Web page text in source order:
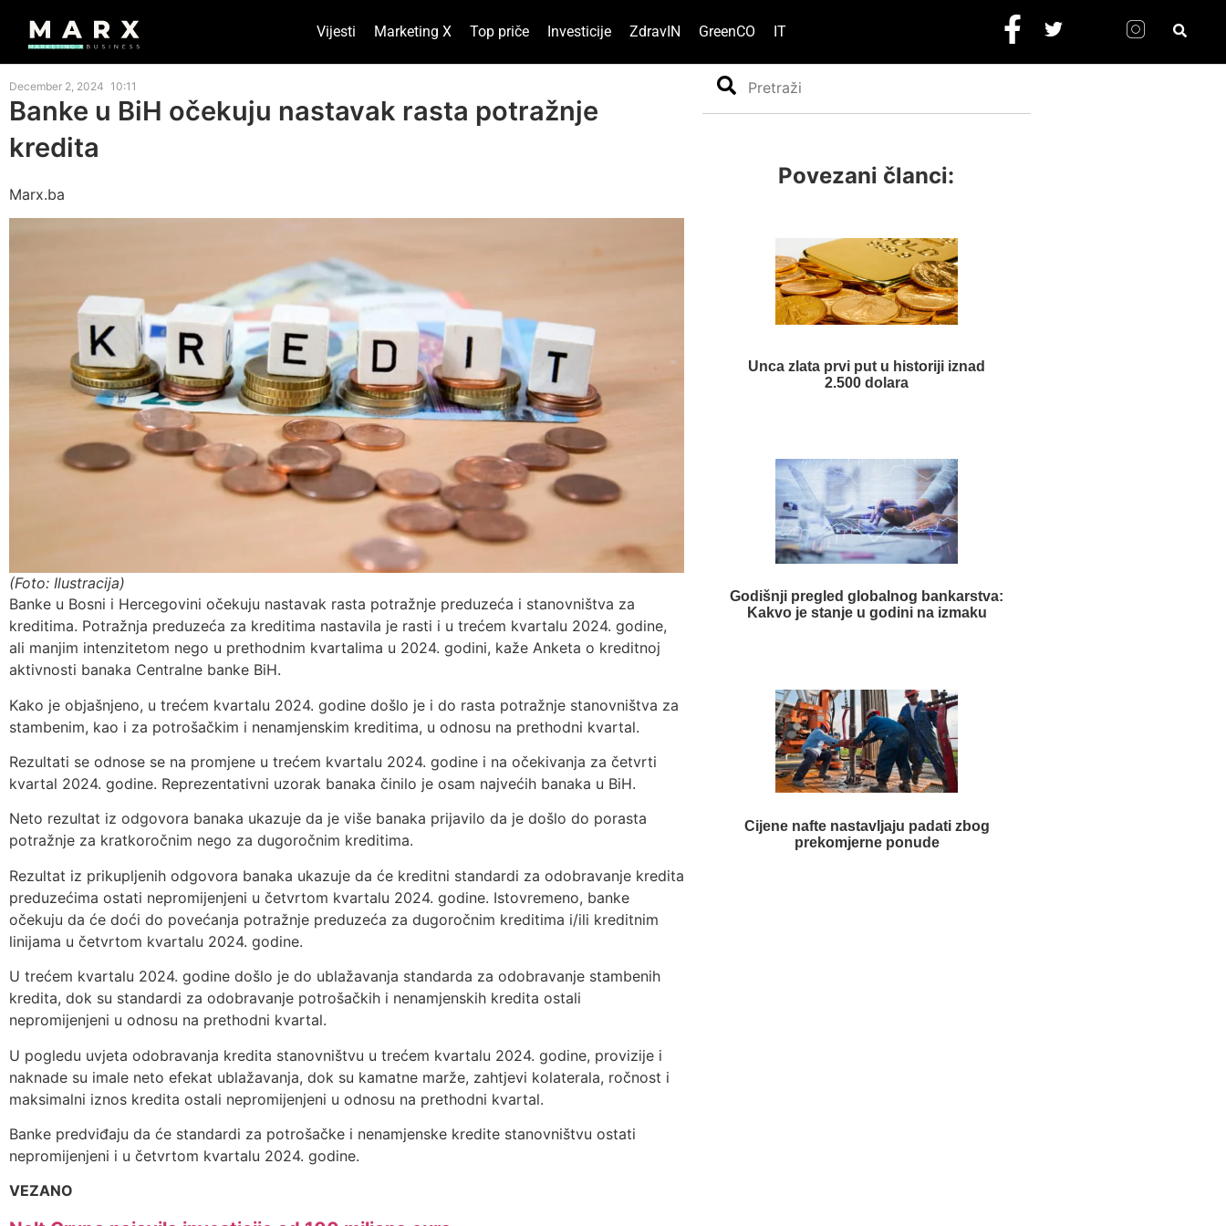
Vijesti Marketing X Top priče Investicije ZdravIN GreenCO IT
December 2, 2024 10:11
Banke u BiH očekuju nastavak rasta potražnje
kredita
Marx.ba
(Foto: Ilustracija)
Banke u Bosni i Hercegovini očekuju nastavak rasta potražnje preduzeća i stanovništva za
kreditima. Potražnja preduzeća za kreditima nastavila je rasti i u trećem kvartalu 2024. godine,
ali manjim intenzitetom nego u prethodnim kvartalima u 2024. godini, kaže Anketa o kreditnoj
aktivnosti banaka Centralne banke BiH.
Kako je objašnjeno, u trećem kvartalu 2024. godine došlo je i do rasta potražnje stanovništva za
stambenim, kao i za potrošačkim i nenamjenskim kreditima, u odnosu na prethodni kvartal.
Rezultati se odnose se na promjene u trećem kvartalu 2024. godine i na očekivanja za četvrti
kvartal 2024. godine. Reprezentativni uzorak banaka činilo je osam najvećih banaka u BiH.
Neto rezultat iz odgovora banaka ukazuje da je više banaka prijavilo da je došlo do porasta
potražnje za kratkoročnim nego za dugoročnim kreditima.
Rezultat iz prikupljenih odgovora banaka ukazuje da će kreditni standardi za odobravanje kredita
preduzećima ostati nepromijenjeni u četvrtom kvartalu 2024. godine. Istovremeno, banke
očekuju da će doći do povećanja potražnje preduzeća za dugoročnim kreditima i/ili kreditnim
linijama u četvrtom kvartalu 2024. godine.
U trećem kvartalu 2024. godine došlo je do ublažavanja standarda za odobravanje stambenih
kredita, dok su standardi za odobravanje potrošačkih i nenamjenskih kredita ostali
nepromijenjeni u odnosu na prethodni kvartal.
U pogledu uvjeta odobravanja kredita stanovništvu u trećem kvartalu 2024. godine, provizije i
naknade su imale neto efekat ublažavanja, dok su kamatne marže, zahtjevi kolaterala, ročnost i
maksimalni iznos kredita ostali nepromijenjeni u odnosu na prethodni kvartal.
Banke predviđaju da će standardi za potrošačke i nenamjenske kredite stanovništvu ostati
nepromijenjeni i u četvrtom kvartalu 2024. godine.
VEZANO
Search
Povezani članci:
Unca zlata prvi put u historiji iznad
2.500 dolara
Godišnji pregled globalnog bankarstva:
Kakvo je stanje u godini na izmaku
Cijene nafte nastavljaju padati zbog
prekomjerne ponude